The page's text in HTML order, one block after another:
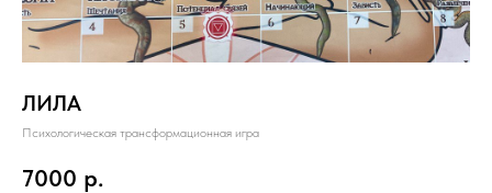
ЛИЛА
Психологическая трансформационная игра
7000 р.